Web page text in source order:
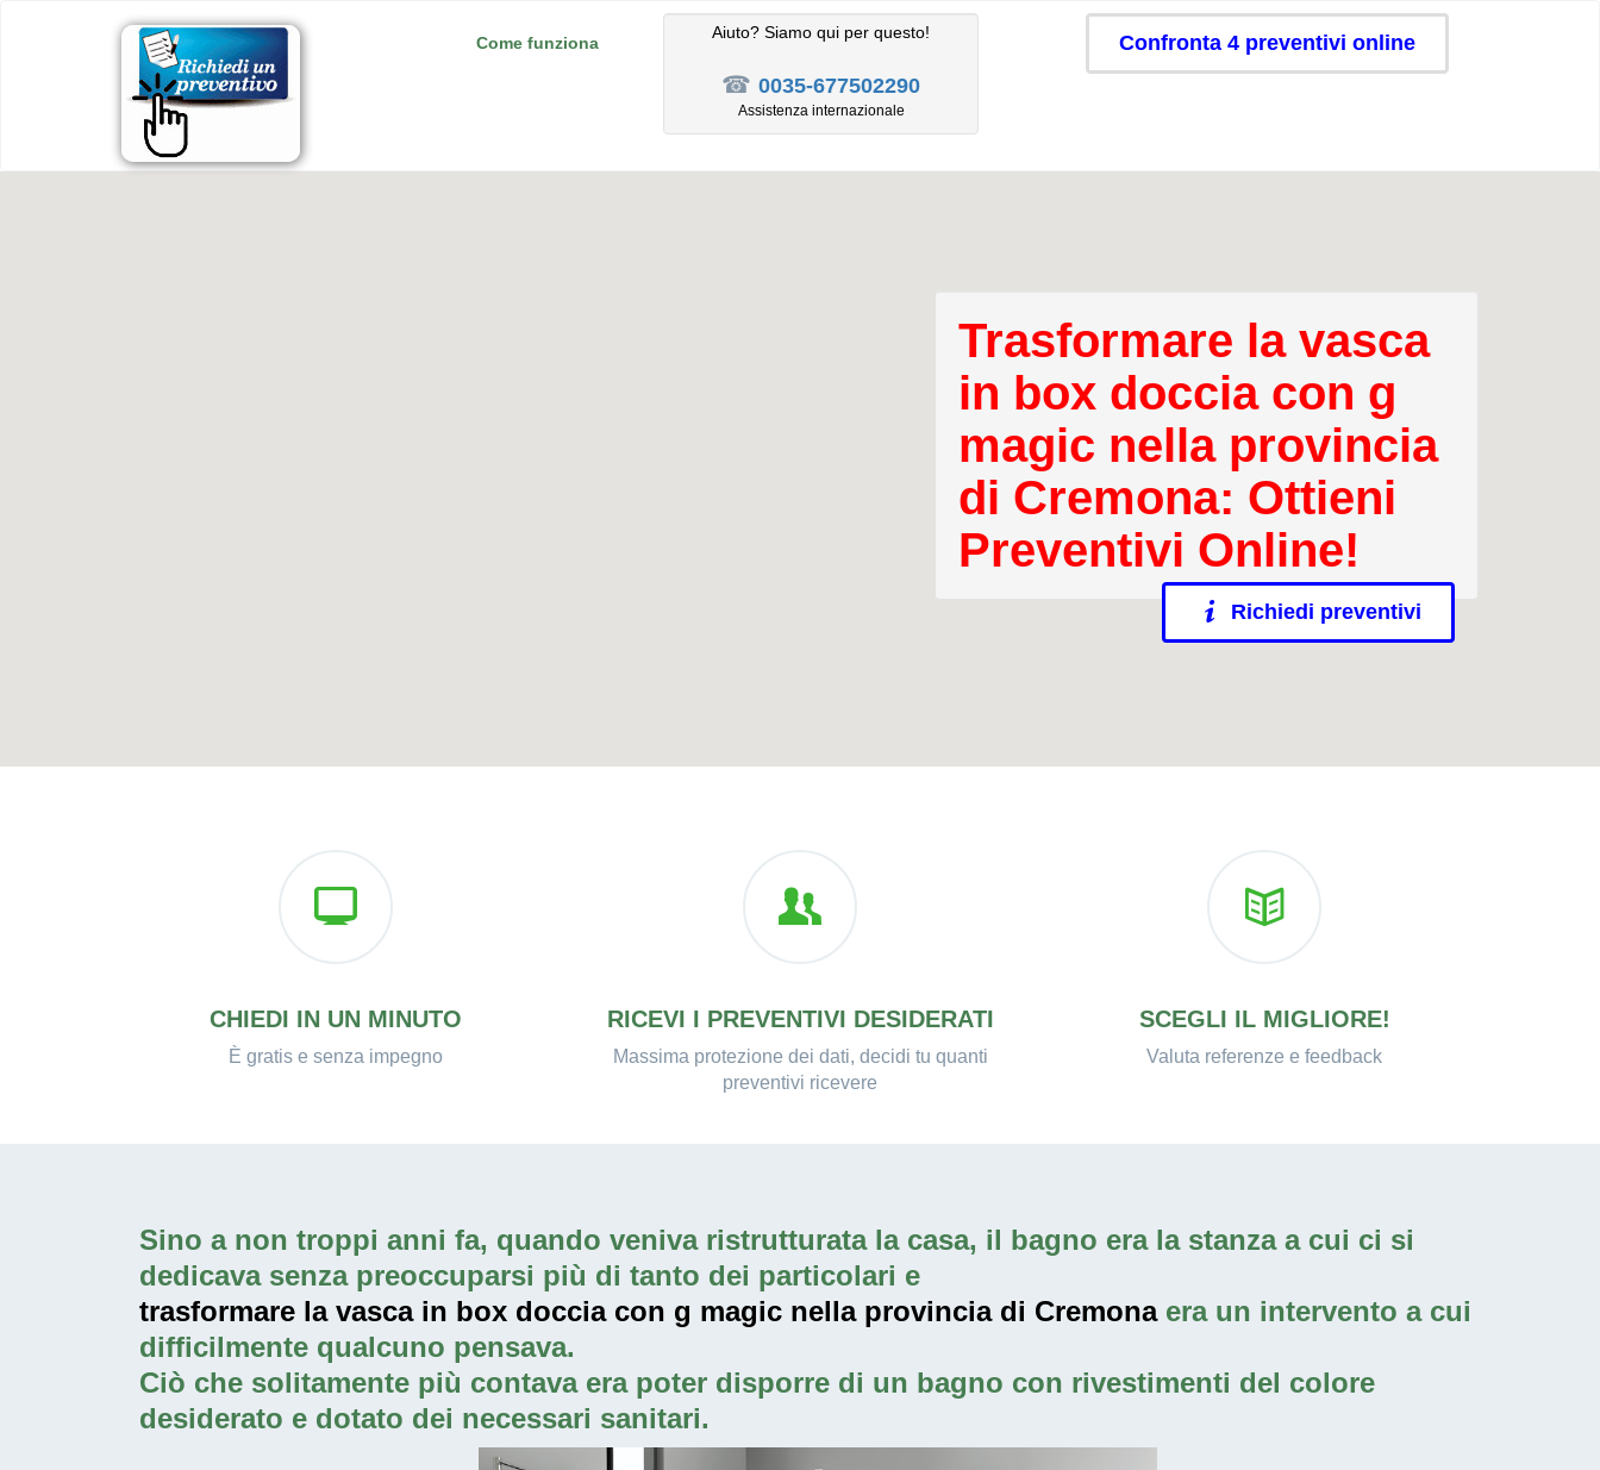
Come funziona
Aiuto? Siamo qui per questo!
☎ 0035-677502290
Assistenza internazionale
Confronta 4 preventivi online
Trasformare la vasca
in box doccia con g
magic nella provincia
di Cremona: Ottieni
Preventivi Online!
Richiedi preventivi
CHIEDI IN UN MINUTO
È gratis e senza impegno
RICEVI I PREVENTIVI DESIDERATI
Massima protezione dei dati, decidi tu quanti
preventivi ricevere
SCEGLI IL MIGLIORE!
Valuta referenze e feedback
Sino a non troppi anni fa, quando veniva ristrutturata la casa, il bagno era la stanza a cui ci si
dedicava senza preoccuparsi più di tanto dei particolari e
trasformare la vasca in box doccia con g magic nella provincia di Cremonaera un intervento a cui
difficilmente qualcuno pensava.
Ciò che solitamente più contava era poter disporre di un bagno con rivestimenti del colore
desiderato e dotato dei necessari sanitari.